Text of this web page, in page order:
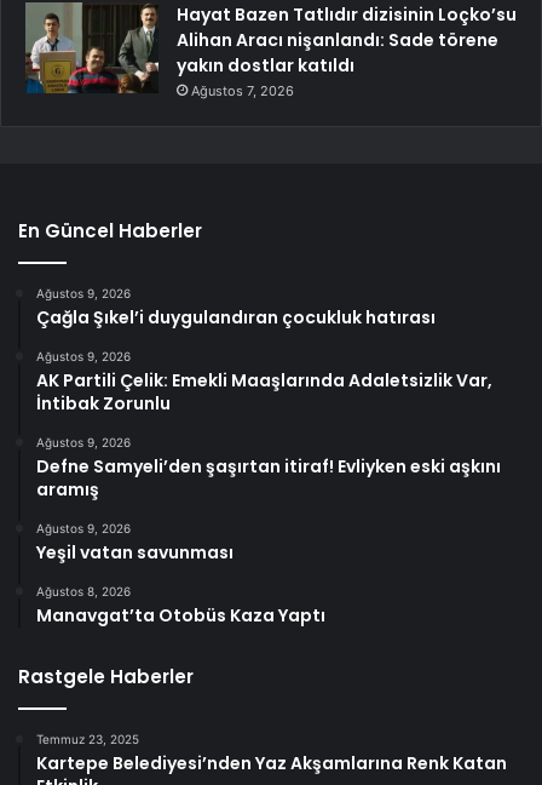
Hayat Bazen Tatlıdır dizisinin Loçko’su
Alihan Aracı nişanlandı: Sade törene
yakın dostlar katıldı
Ağustos 7, 2026
En Güncel Haberler
Ağustos 9, 2026
Çağla Şıkel’i duygulandıran çocukluk hatırası
Ağustos 9, 2026
AK Partili Çelik: Emekli Maaşlarında Adaletsizlik Var,
İntibak Zorunlu
Ağustos 9, 2026
Defne Samyeli’den şaşırtan itiraf! Evliyken eski aşkını
aramış
Ağustos 9, 2026
Yeşil vatan savunması
Ağustos 8, 2026
Manavgat’ta Otobüs Kaza Yaptı
Rastgele Haberler
Temmuz 23, 2025
Kartepe Belediyesi’nden Yaz Akşamlarına Renk Katan